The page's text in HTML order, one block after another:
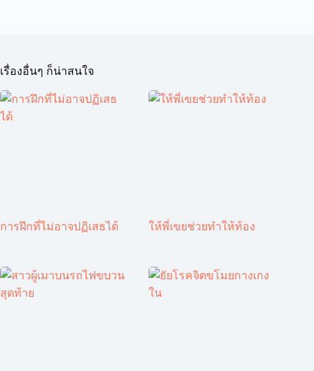
เรื่องอื่นๆ ก็น่าสนใจ
การฝึกที่ไม่อาจปฏิเสธได้ ให้พี่เขยช่วยทำให้ท้อง